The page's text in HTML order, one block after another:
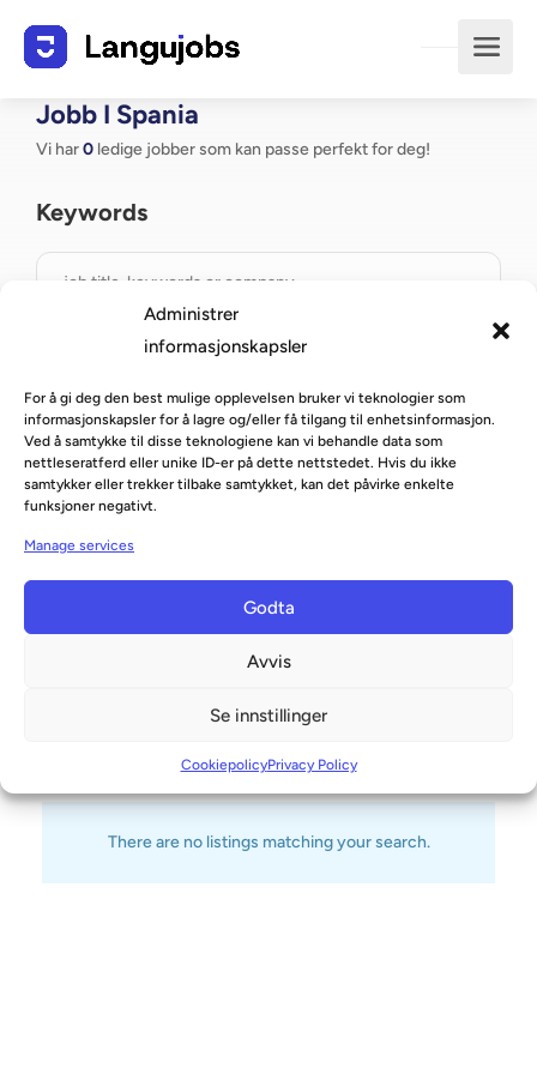
Administrer
informasjonskapsler
For å gi deg den best mulige opplevelsen bruker vi teknologier som
informasjonskapsler for å lagre og/eller få tilgang til enhetsinformasjon.
Ved å samtykke til disse teknologiene kan vi behandle data som
nettleseratferd eller unike ID-er på dette nettstedet. Hvis du ikke
samtykker eller trekker tilbake samtykket, kan det påvirke enkelte
funksjoner negativt.
Manage services
Godta
Avvis
Se innstillinger
CookiepolicyPrivacy Policy
Jobb I Spania
Vi har0 ledige jobber som kan passe perfekt for deg!
Keywords
Spania
By
Valencia
There are no listings matching your search.